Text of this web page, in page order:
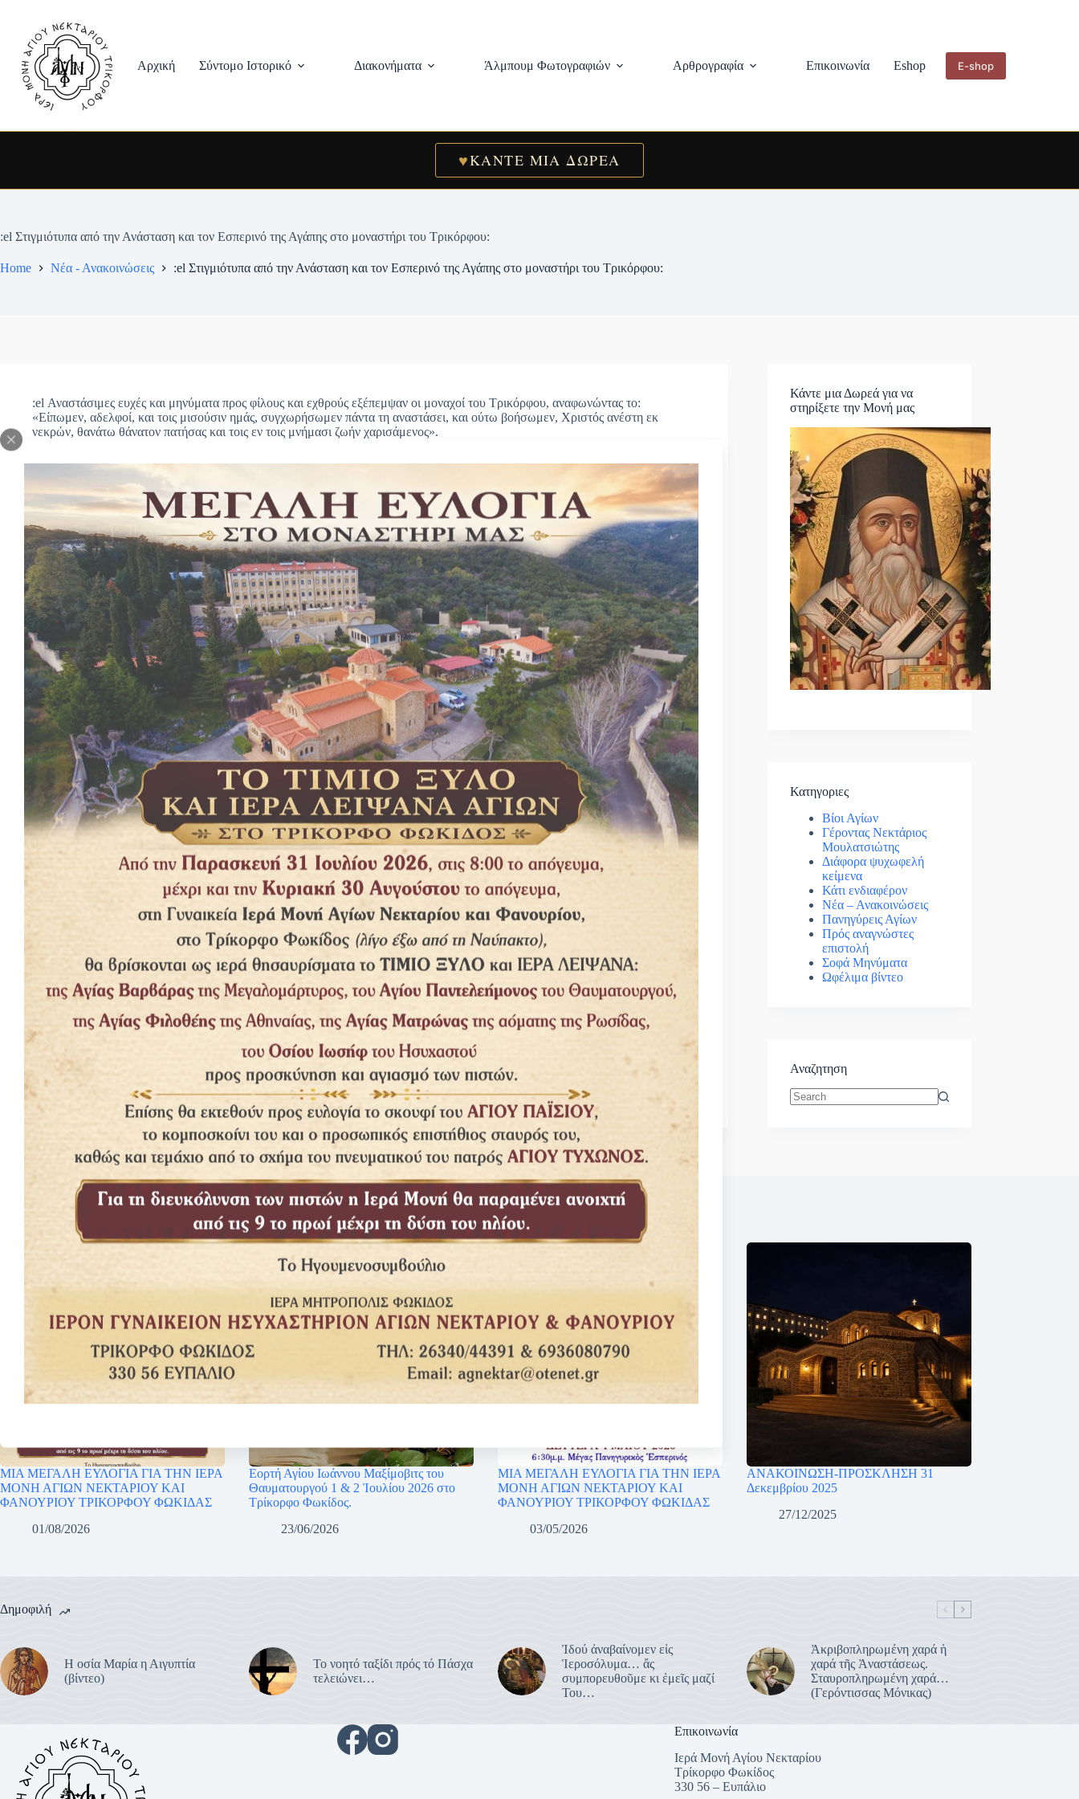
content
Αρχική Σύντομο Ιστορικό Διακονήματα Άλμπουμ Φωτογραφιών Αρθρογραφία Επικοινωνία Eshop E-shop
♥ΚΑΝΤΕ ΜΙΑ ΔΩΡΕΑ
:el Στιγμιότυπα από την Ανάσταση και τον Εσπερινό της Αγάπης στο μοναστήρι του Τρικόρφου:
Home Νέα - Ανακοινώσεις :el Στιγμιότυπα από την Ανάσταση και τον Εσπερινό της Αγάπης στο μοναστήρι του Τρικόρφου:
:el Αναστάσιμες ευχές και μηνύματα προς φίλους και εχθρούς εξέπεμψαν οι μοναχοί του Τρικόρφου, αναφωνώντας το:
«Είπωμεν, αδελφοί, και τοις μισούσιν ημάς, συγχωρήσωμεν πάντα τη αναστάσει, και ούτω βοήσωμεν, Χριστός ανέστη εκ
νεκρών, θανάτω θάνατον πατήσας και τοις εν τοις μνήμασι ζωήν χαρισάμενος».
Κατωτέρω δημοσιεύουμε ολιγόλεπτο βίντεο με στιγμιότυπα από την Ανάσταση και τον Εσπερινό της Αγάπης στο μοναστήρι του
Τρικόρφου.
https://youtu.be/ueiggi5O9nc:
Nektar
ARTICLES: 63
ΚΥΡΙΑΚΗ ΤΟΥ ΠΑΣΧΑ 8/4/2018
NEXTPOST
Πανήγυρις Ἁγίου Φανουρίου στίς 26 &
27Αὐγούστου 2018
Κάντε μια Δωρεά για να
στηρίξετε την Μονή μας
Κατηγοριες
Βίοι Αγίων
Γέροντας Νεκτάριος
Μουλατσιώτης
Διάφορα ψυχωφελή
κείμενα
Κάτι ενδιαφέρον
Νέα – Ανακοινώσεις
Πανηγύρεις Αγίων
Πρός αναγνώστες
επιστολή
Σοφά Μηνύματα
Ωφέλιμα βίντεο
Αναζητηση
Σχετικά κείμενα
ΜΙΑ ΜΕΓΑΛΗ ΕΥΛΟΓΙΑ ΓΙΑ ΤΗΝ ΙΕΡΑ
ΜΟΝΗ ΑΓΙΩΝ ΝΕΚΤΑΡΙΟΥ ΚΑΙ
ΦΑΝΟΥΡΙΟΥ ΤΡΙΚΟΡΦΟΥ ΦΩΚΙΔΑΣ
01/08/2026
Εορτή Αγίου Ιωάννου Μαξίμοβιτς του
Θαυματουργού 1 & 2 Ἰουλίου 2026 στο
Τρίκορφο Φωκίδος.
23/06/2026
ΜΙΑ ΜΕΓΑΛΗ ΕΥΛΟΓΙΑ ΓΙΑ ΤΗΝ ΙΕΡΑ
ΜΟΝΗ ΑΓΙΩΝ ΝΕΚΤΑΡΙΟΥ ΚΑΙ
ΦΑΝΟΥΡΙΟΥ ΤΡΙΚΟΡΦΟΥ ΦΩΚΙΔΑΣ
03/05/2026
ΑΝΑΚΟΙΝΩΣΗ-ΠΡΟΣΚΛΗΣΗ 31
Δεκεμβρίου 2025
27/12/2025
Δημοφιλή
Η οσία Μαρία η Αιγυπτία
(βίντεο)
Το νοητό ταξίδι πρός τό Πάσχα
τελειώνει…
Ἰδού ἀναβαίνομεν εἰς
Ἱεροσόλυμα… ἄς
συμπορευθοῦμε κι ἐμεῖς μαζί
Του…
Ἀκριβοπληρωμένη χαρά ἡ
χαρά τῆς Ἀναστάσεως.
Σταυροπληρωμένη χαρά…
(Γερόντισσας Μόνικας)
Επικοινωνία
Ιερά Μονή Αγίου Νεκταρίου
Τρίκορφο Φωκίδος
330 56 – Ευπάλιο